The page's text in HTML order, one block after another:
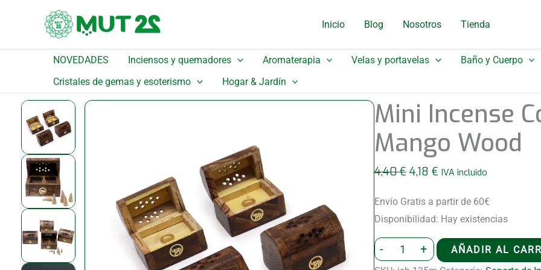
Inicio Blog Nosotros Tienda
NOVEDADES Inciensos y quemadores Aromaterapia Velas y portavelas Baño y Cuerpo
Cristales de gemas y esoterismo
Hogar & Jardín
Mini Incense
Mango Wood
4,40€ El
original
era:
4,40 €.
4,18 €El
actual
es:
IVA incluido
Envío Gratis a partir de 60€
Disponibilidad: Hay existencias
-
Mini
Incense
+
AÑADIR AL
era:
4,40 €.4,18 €.